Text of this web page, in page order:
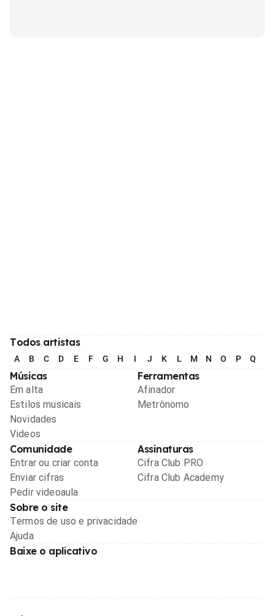
Todos artistas
A B C D E F G H I J K L M N O P Q
Músicas
Em alta
Estilos musicais
Novidades
Videos
Ferramentas
Afinador
Metrônomo
Comunidade
Entrar ou criar conta
Enviar cifras
Pedir videoaula
Assinaturas
Cifra Club PRO
Cifra Club Academy
Sobre o site
Termos de uso e privacidade
Ajuda
Baixe o aplicativo